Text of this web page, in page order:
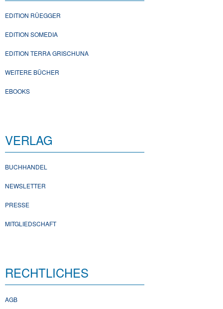
EDITION RÜEGGER
EDITION SOMEDIA
EDITION TERRA GRISCHUNA
WEITERE BÜCHER
EBOOKS
VERLAG
BUCHHANDEL
NEWSLETTER
PRESSE
MITGLIEDSCHAFT
RECHTLICHES
AGB